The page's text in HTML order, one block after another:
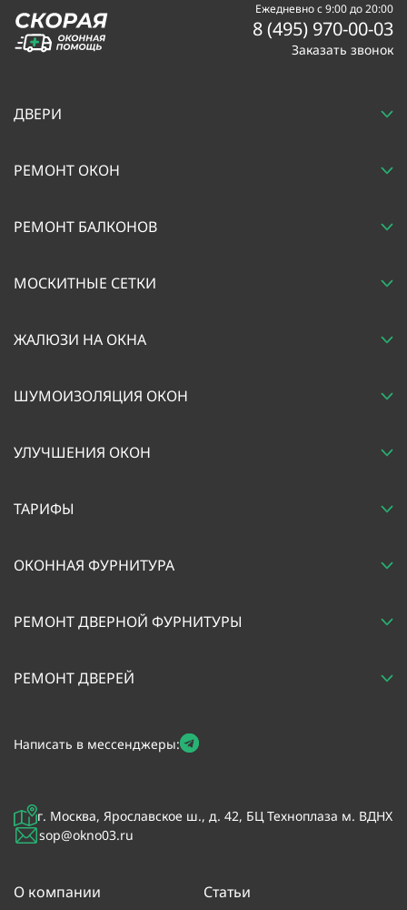
Ежедневно с 9:00 до 20:00
8 (495) 970-00-03
Заказать звонок
г. Москва, Ярославское ш., д. 42, БЦ Техноплаза м. ВДНХ
sop@okno03.ru
О компании Статьи
Написать в мессенджеры:
ДВЕРИ
РЕМОНТ ОКОН
РЕМОНТ БАЛКОНОВ
МОСКИТНЫЕ СЕТКИ
ЖАЛЮЗИ НА ОКНА
ШУМОИЗОЛЯЦИЯ ОКОН
УЛУЧШЕНИЯ ОКОН
ТАРИФЫ
ОКОННАЯ ФУРНИТУРА
РЕМОНТ ДВЕРНОЙ ФУРНИТУРЫ
РЕМОНТ ДВЕРЕЙ